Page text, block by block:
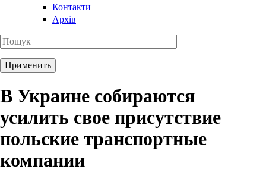
Контакти
Архів
В Украине собираются
усилить свое присутствие
польские транспортные
компании